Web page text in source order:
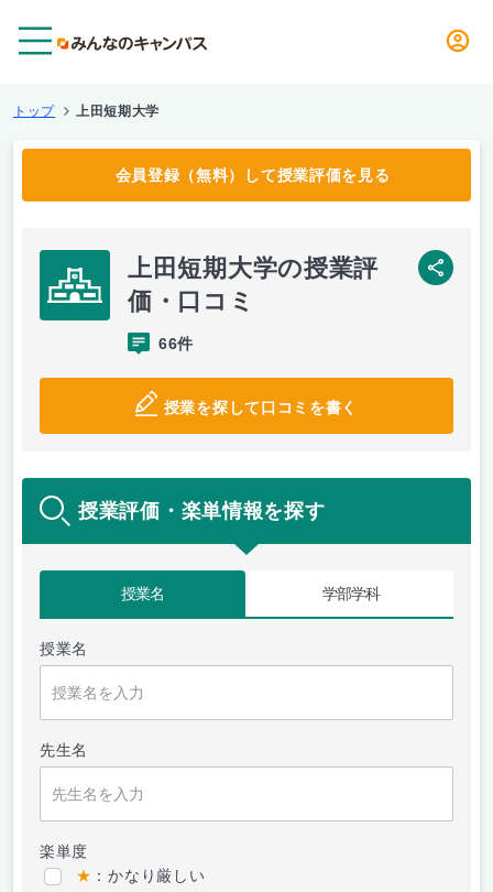
トップ 上田短期大学
会員登録（無料）して授業評価を見る
上田短期大学の授業評
価・口コミ
66件
授業を探して口コミを書く
SNS
授業評価・楽単情報を探す
授業名 学部学科
授業名
先生名
楽単度
★ ：かなり厳しい